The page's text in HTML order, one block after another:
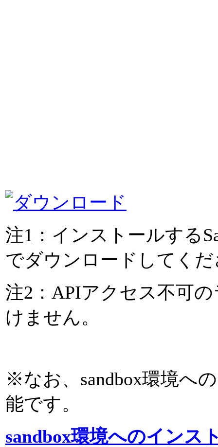
注1：インストールする
でダウンロードしてく
注2：APIアクセス不可
けません。
※なお、sandbox環境へ
能です。
sandbox環境へのインス